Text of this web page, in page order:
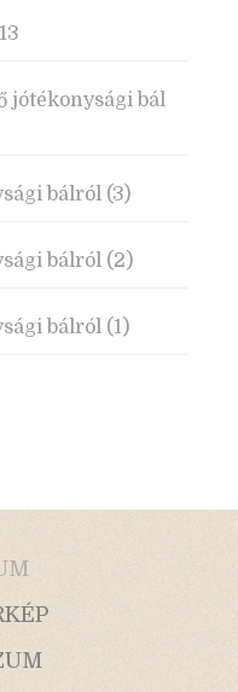
jótékonysági bál
bálról (3)
bálról (2)
bálról (1)